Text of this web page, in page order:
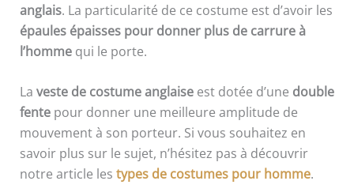
anglais. La particularité de ce costume est d’avoir les
épaules épaisses pour donner plus de carrure à
l’hommequi le porte.
La veste de costume anglaiseest dotée d’une double
fentepour donner une meilleure amplitude de
mouvement à son porteur. Si vous souhaitez en
savoir plus sur le sujet, n’hésitez pas à découvrir
notre article les types de costumes pour homme.